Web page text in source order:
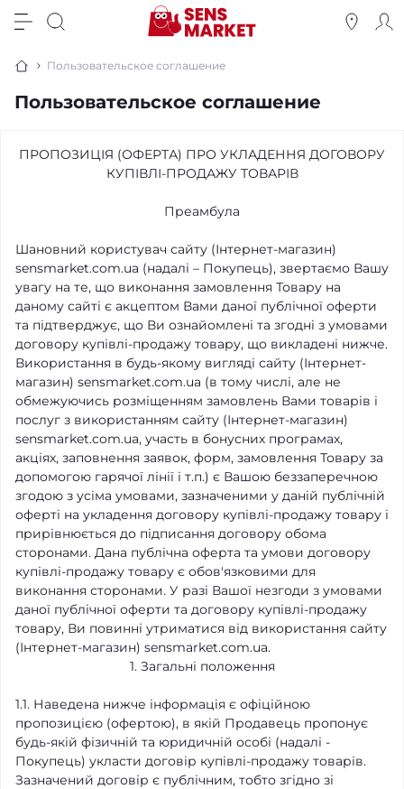
Пользовательское соглашение
Пользовательское соглашение
ПРОПОЗИЦІЯ (ОФЕРТА) ПРО УКЛАДЕННЯ ДОГОВОРУ
КУПІВЛІ-ПРОДАЖУ ТОВАРІВ
Преамбула
Шановний користувач сайту (Інтернет-магазин)
sensmarket.com.ua (надалі – Покупець), звертаємо Вашу
увагу на те, що виконання замовлення Товару на
даному сайті є акцептом Вами даної публічної оферти
та підтверджує, що Ви ознайомлені та згодні з умовами
договору купівлі-продажу товару, що викладені нижче.
Використання в будь-якому вигляді сайту (Інтернет-
магазин) sensmarket.com.ua (в тому числі, але не
обмежуючись розміщенням замовлень Вами товарів і
послуг з використанням сайту (Інтернет-магазин)
sensmarket.com.ua, участь в бонусних програмах,
акціях, заповнення заявок, форм, замовлення Товару за
допомогою гарячої лінії і т.п.) є Вашою беззаперечною
згодою з усіма умовами, зазначеними у даній публічній
оферті на укладення договору купівлі-продажу товару і
прирівнюється до підписання договору обома
сторонами. Дана публічна оферта та умови договору
купівлі-продажу товару є обов'язковими для
виконання сторонами. У разі Вашої незгоди з умовами
даної публічної оферти та договору купівлі-продажу
товару, Ви повинні утриматися від використання сайту
(Інтернет-магазин) sensmarket.com.ua.
1. Загальні положення
1.1. Наведена нижче інформація є офіційною
пропозицією (офертою), в якій Продавець пропонує
будь-якій фізичній та юридичній особі (надалі -
Покупець) укласти договір купівлі-продажу товарів.
Зазначений договір є публічним, тобто згідно зі